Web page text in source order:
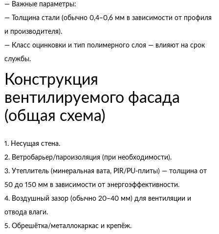
— Важные параметры:
— Толщина стали (обычно 0,4–0,6 мм в зависимости от профиля
и производителя).
— Класс оцинковки и тип полимерного слоя — влияют на срок
службы.
Конструкция
вентилируемого фасада
(общая схема)
1. Несущая стена.
2. Ветробарьер/пароизоляция (при необходимости).
3. Утеплитель (минеральная вата, PIR/PU-плиты) — толщина от
50 до 150 мм в зависимости от энергоэффективности.
4. Воздушный зазор (обычно 20–40 мм) для вентиляции и
отвода влаги.
5. Обрешётка/металлокаркас и крепёж.